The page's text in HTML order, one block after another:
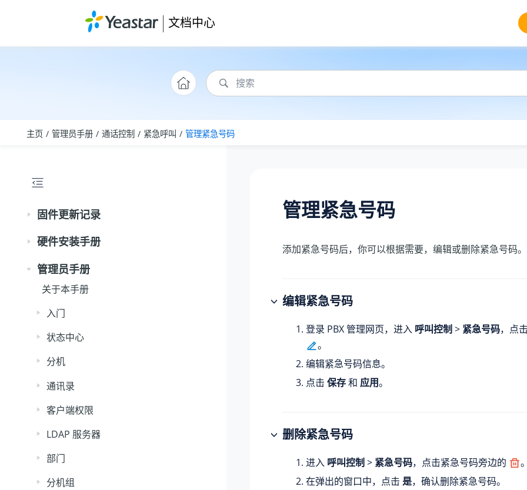
文档中心
主页 管理员手册 通话控制 紧急呼叫 管理紧急号码
固件更新记录
硬件安装手册
管理员手册
关于本手册
入门
状态中心
分机
通讯录
客户端权限
LDAP 服务器
部门
分机组
管理紧急号码
添加紧急号码后，你可以根据需要，编辑或删除紧急号码。
编辑紧急号码
登录 PBX 管理网页，进入 呼叫控制 > 紧急号码，点
。
编辑紧急号码信息。
点击 保存和 应用。
删除紧急号码
进入 呼叫控制 > 紧急号码，点击紧急号码旁边的
在弹出的窗口中，点击 是，确认删除紧急号码。